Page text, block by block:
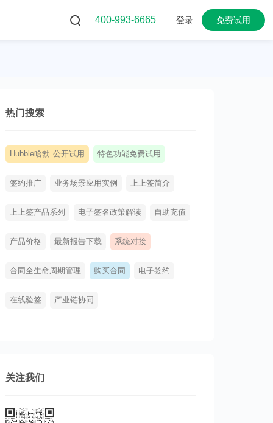
400-993-6665 登录 免费试用
热门搜索
Hubble哈勃 公开试用 特色功能免费试用
签约推广 业务场景应用实例 上上签简介
上上签产品系列 电子签名政策解读 自助充值
产品价格 最新报告下载 系统对接
合同全生命周期管理 购买合同 电子签约
在线验签 产业链协同
关注我们